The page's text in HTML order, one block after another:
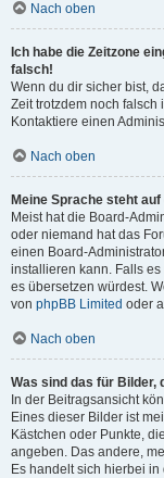
Nach oben
Ich habe die Zeitzone
falsch!
Wenn du dir sicher bist,
Zeit trotzdem noch falsch
Kontaktiere einen
Nach oben
Meine Sprache steht
Meist hat die Board-
oder niemand hat das
einen Board-
installieren kann. Falls
es übersetzen würdest.
von phpBB Limited oder
Nach oben
Was sind das für Bilder,
In der Beitragsansicht
Eines dieser Bilder ist
Kästchen oder Punkte,
angeben. Das andere,
Es handelt sich hierbei